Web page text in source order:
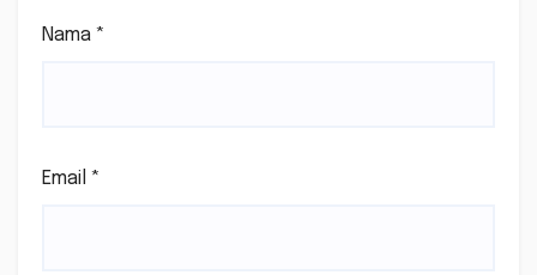
Nama *
Email *